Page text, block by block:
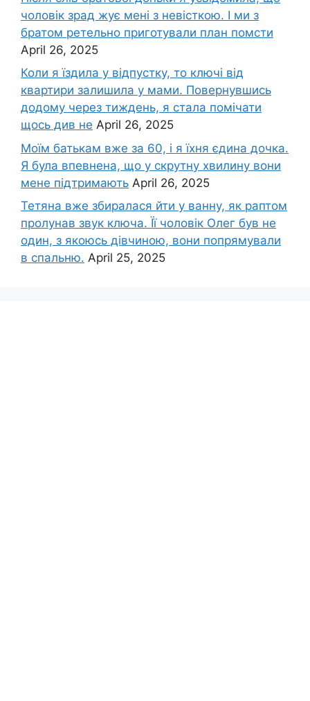
чоловік зpад жує мені з невісткою. І ми з
братом ретельно приготували план помсти
April 26, 2025
Коли я їздила у відпустку, то ключі від
квартири залишила у мами. Повернувшись
додому через тиждень, я стала помічати
щось див не April 26, 2025
Моїм батькам вже за 60, і я їхня єдина дочка.
Я була впевнена, що у скрутну хвилину вони
мене підтримають April 26, 2025
Тетяна вже збиралася йти у ванну, як раптом
пролунав звук ключа. Її чоловік Олег був не
один, з якоюсь дівчиною, вони попрямували
в спальню. April 25, 2025